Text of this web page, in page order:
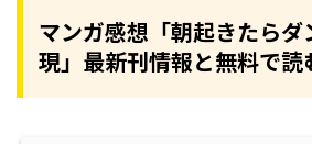
マンガ感想「朝起きたらダ
現」最新刊情報と無料で読